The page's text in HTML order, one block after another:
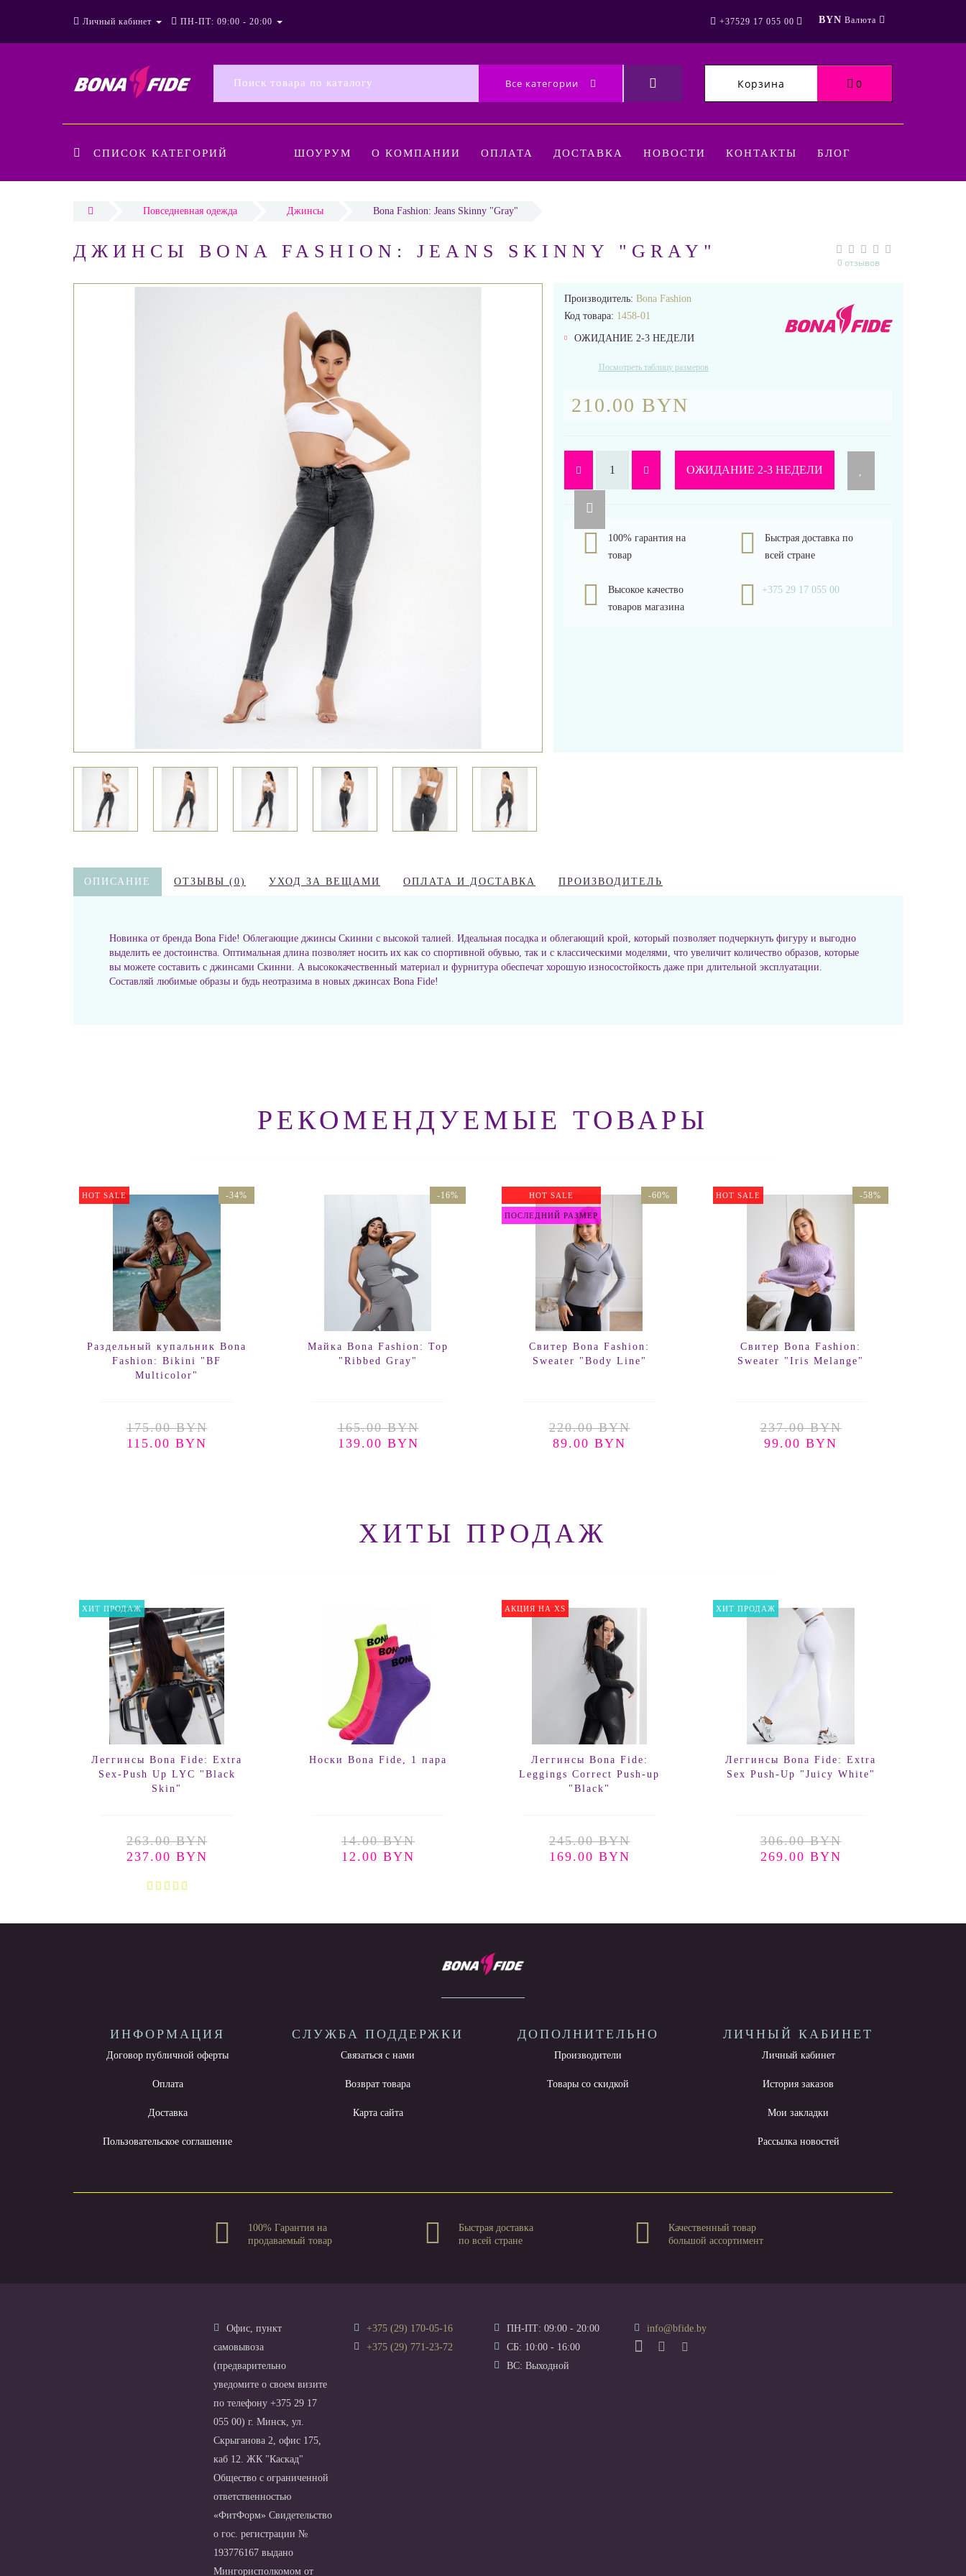
Личный кабинет ПН-ПТ: 09:00 - 20:00 +37529 17 055 00 BYN Валюта
Все категории Корзина 0
СПИСОК КАТЕГОРИЙ ШОУРУМ О КОМПАНИИ ОПЛАТА ДОСТАВКА НОВОСТИ КОНТАКТЫ БЛОГ
Повседневная одежда Джинсы Bona Fashion: Jeans Skinny "Gray"
ДЖИНСЫ BONA FASHION: JEANS SKINNY "GRAY"
0 отзывов
Производитель: Bona Fashion
Код товара: 1458-01
ОЖИДАНИЕ 2-3 НЕДЕЛИ
Посмотреть таблицу размеров
210.00 BYN
ОЖИДАНИЕ 2-3 НЕДЕЛИ
100% гарантия на
товар
Быстрая доставка по
всей стране
Высокое качество
товаров магазина
+375 29 17 055 00
ОПИСАНИЕ ОТЗЫВЫ (0) УХОД ЗА ВЕЩАМИ ОПЛАТА И ДОСТАВКА ПРОИЗВОДИТЕЛЬ
Новинка от бренда Bona Fide! Облегающие джинсы Скинни с высокой талией. Идеальная посадка и облегающий крой, который позволяет подчеркнуть фигуру и выгодно
выделить ее достоинства. Оптимальная длина позволяет носить их как со спортивной обувью, так и с классическими моделями, что увеличит количество образов, которые
вы можете составить с джинсами Скинни. А высококачественный материал и фурнитура обеспечат хорошую износостойкость даже при длительной эксплуатации.
Составляй любимые образы и будь неотразима в новых джинсах Bona Fide!
РЕКОМЕНДУЕМЫЕ ТОВАРЫ
HOT SALE -34%
Раздельный купальник Bona
Fashion: Bikini "BF
Multicolor"
175.00 BYN
115.00 BYN
-16%
Майка Bona Fashion: Top
"Ribbed Gray"
165.00 BYN
139.00 BYN
HOT SALE
ПОСЛЕДНИЙ РАЗМЕР
-60%
Свитер Bona Fashion:
Sweater "Body Line"
220.00 BYN
89.00 BYN
HOT SALE -58%
Свитер Bona Fashion:
Sweater "Iris Melange"
237.00 BYN
99.00 BYN
ХИТЫ ПРОДАЖ
ХИТ ПРОДАЖ
Леггинсы Bona Fide: Extra
Sex-Push Up LYC "Black
Skin"
263.00 BYN
237.00 BYN
Носки Bona Fide, 1 пара
14.00 BYN
12.00 BYN
АКЦИЯ НА XS
Леггинсы Bona Fide:
Leggings Correct Push-up
"Black"
245.00 BYN
169.00 BYN
ХИТ ПРОДАЖ
Леггинсы Bona Fide: Extra
Sex Push-Up "Juicy White"
306.00 BYN
269.00 BYN
ИНФОРМАЦИЯ
Договор публичной оферты
Оплата
Доставка
Пользовательское соглашение
СЛУЖБА ПОДДЕРЖКИ
Связаться с нами
Возврат товара
Карта сайта
ДОПОЛНИТЕЛЬНО
Производители
Товары со скидкой
ЛИЧНЫЙ КАБИНЕТ
Личный кабинет
История заказов
Мои закладки
Рассылка новостей
100% Гарантия на
продаваемый товар
Быстрая доставка
по всей стране
Качественный товар
большой ассортимент
Офис, пункт
самовывоза
(предварительно
уведомите о своем визите
по телефону +375 29 17
055 00) г. Минск, ул.
Скрыганова 2, офис 175,
каб 12. ЖК "Каскад"
Общество с ограниченной
ответственностью
«ФитФорм» Свидетельство
о гос. регистрации №
193776167 выдано
Мингорисполкомом от
+375 (29) 170-05-16
+375 (29) 771-23-72
ПН-ПТ: 09:00 - 20:00
СБ: 10:00 - 16:00
ВС: Выходной
info@bfide.by